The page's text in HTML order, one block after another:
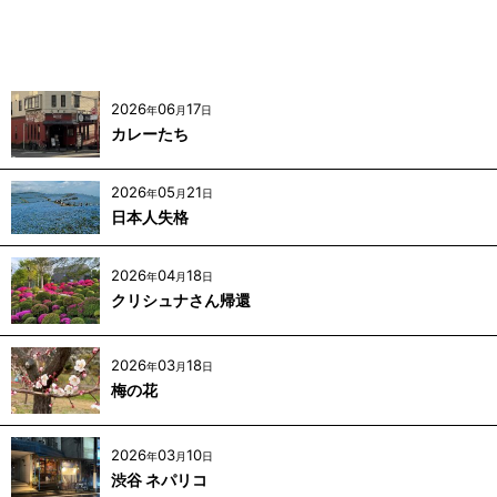
2026年06月17日
カレーたち
2026年05 月 21日
日本人失格
2026年04月18日
クリシュナさん帰還
2026年03月18日
梅の花
2026年03月10日
渋谷 ネパリコ